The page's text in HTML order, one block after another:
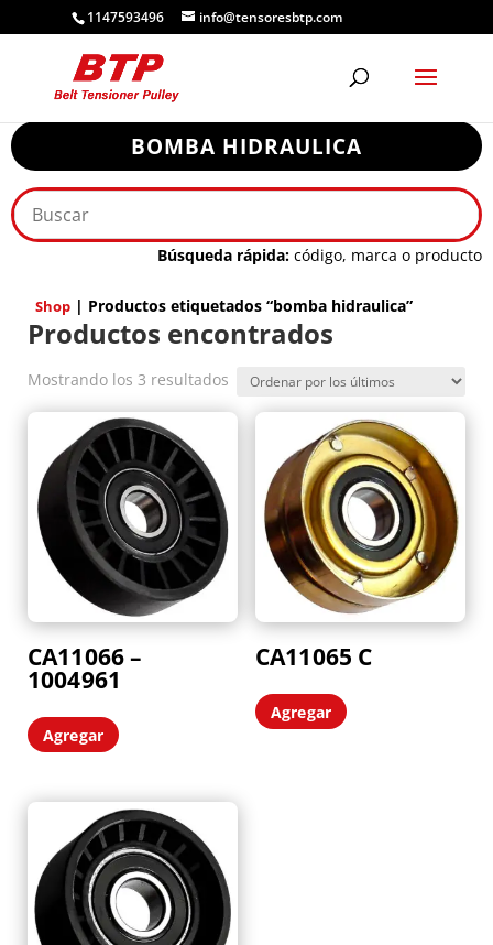
1147593496 info@tensoresbtp.com
BOMBA HIDRAULICA
Búsqueda rápida: código, marca o producto
Shop | Productos etiquetados “bomba hidraulica”
Productos encontrados
Mostrando los 3 resultados Ordenado
CA11066 –
1004961
Agregar
CA11065 C
Agregar